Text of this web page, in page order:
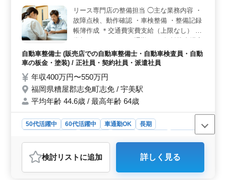
験や3級自動車整備士以上の資格を活かして、ベテランス
タッフとして技術を発揮できます。 ＜待遇充実で安
心＞ 車通勤が可能で通勤負担を抑えられる環境です。
賞与、社会保険完備、退職金制度など福利厚生も整って
おり、安定した条件のもとで安心して長く働ける職場で
す。
リース専門店の整備担当 ◯主な業務内容 ・
故障点検、動作確認 ・車検整備 ・整備記録
帳簿作成 ＊交通費実費支給（上限なし） ＊
備） 長年の実力を100%発揮できます！ ベ
テランとして即戦力で活躍したい方に最適な
自動車整備士 (販売店での自動車整備士・自動車検査員・自動
車の板金・塗装) / 正社員・契約社員・派遣社員
年収400万円〜550万円
福岡県糟屋郡志免町志免 / 宇美駅
平均年齢 44.6歳 / 最高年齢 64歳
50代活躍中 60代活躍中 車通勤OK
長期
派遣社員
おすすめポイント
＜車通勤可能で働きやすい環境＞ 無料駐車場を完備し
検討リスト に追加 詳しく見る